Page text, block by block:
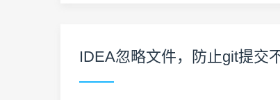
IDEA忽略文件，防止git提交